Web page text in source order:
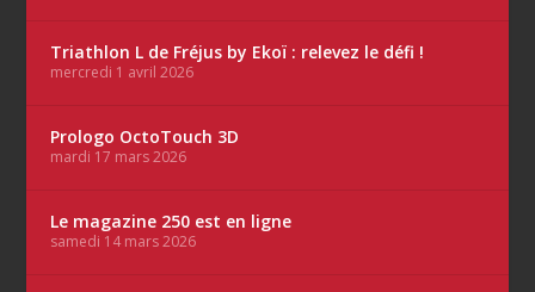
Triathlon L de Fréjus by Ekoï : relevez le défi !
mercredi 1 avril 2026
Prologo OctoTouch 3D
mardi 17 mars 2026
Le magazine 250 est en ligne
samedi 14 mars 2026